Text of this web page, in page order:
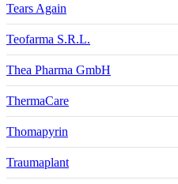
Tears Again
Teofarma S.R.L.
Thea Pharma GmbH
ThermaCare
Thomapyrin
Traumaplant